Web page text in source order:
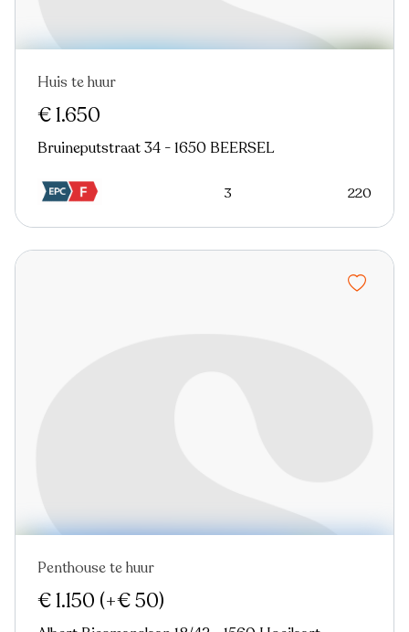
Huis te huur
€ 1.650
Bruineputstraat 34 - 1650 BEERSEL
3 220
Penthouse te huur
€ 1.150 (+€ 50)